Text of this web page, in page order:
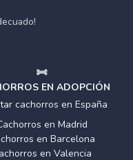
EN ADOPCIÓN
cachorros en España
en Madrid
en Barcelona
en Valencia